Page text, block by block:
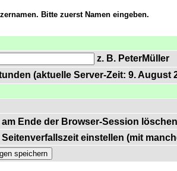
Bitte zuerst Namen eingeben.
z. B. PeterMüller
(aktuelle Server-Zeit: 9. August
am Ende der Browser-Session löschen
Seitenverfallszeit einstellen (mit